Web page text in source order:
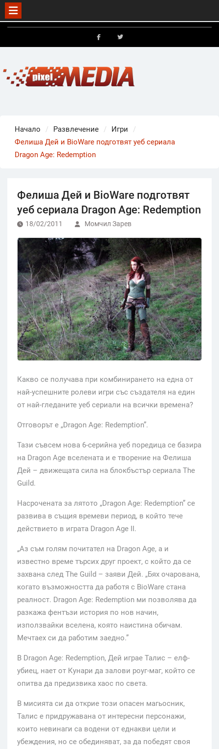
Skip
Начало Развлечение
Игри
Фелиша Дей и BioWare подготвят уеб сериала
Dragon Age: Redemption
Фелиша Дей и BioWare подготвят
уеб сериала Dragon Age: Redemption
18/02/2011 Момчил Зарев
Какво се получава при комбинирането на една от
най-успешните ролеви игри със създателя на един
от най-гледаните уеб сериали на всички времена?
Отговорът е „Dragon Age: Redemption”.
Тази съвсем нова 6-серийна уеб поредица се базира
на Dragon Age вселената и е творение на Фелиша
Дей – движещата сила на блокбъстър сериала The
Guild.
Насрочената за лятото „Dragon Age: Redemption” се
развива в същия времеви период, в който тече
действието в играта Dragon Age II.
„Аз съм голям почитател на Dragon Age, а и
известно време търсих друг проект, с който да се
захвана след The Guild – заяви Дей. „Бях очарована,
когато възможността да работя с BioWare стана
реалност. Dragon Age: Redemption ми позволява да
разкажа фентъзи история по нов начин,
използвайки вселена, която наистина обичам.
Мечтаех си да работим заедно.”
В Dragon Age: Redemption, Дей играе Талис – елф-
убиец, нает от Кунари да залови роуг-маг, който се
опитва да предизвика хаос по света.
В мисията си да открие този опасен магьосник,
Талис е придружавана от интересни персонажи,
които невинаги са водени от еднакви цели и
убеждения, но се обединяват, за да победят своя